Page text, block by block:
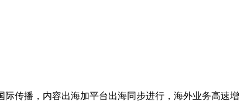
传播，内容出海加平台出海同步进行，海外业务高速增